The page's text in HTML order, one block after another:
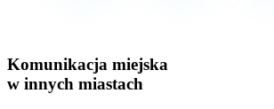
Komunikacja miejska
w innych miastach